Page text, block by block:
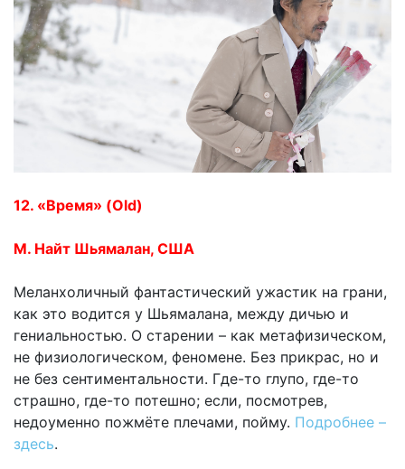
12. «Время» (Old)
М. Найт Шьямалан, США
Меланхоличный фантастический ужастик на грани,
как это водится у Шьямалана, между дичью и
гениальностью. О старении – как метафизическом,
не физиологическом, феномене. Без прикрас, но и
не без сентиментальности. Где-то глупо, где-то
страшно, где-то потешно; если, посмотрев,
недоуменно пожмёте плечами, пойму. Подробнее –
здесь.